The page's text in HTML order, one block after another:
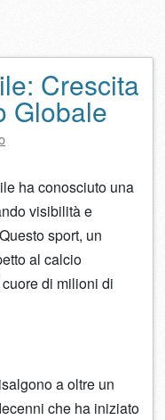
Crescita
Globale
ha conosciuto una
visibilità e
sport, un
al calcio
di milioni di
a oltre un
che ha iniziato